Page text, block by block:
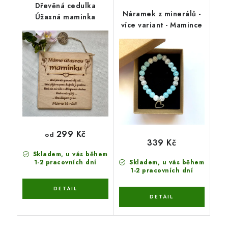
Dřevěná cedulka
Úžasná maminka
Skladem, u vás během
1-2 pracovních dní
od 299 Kč
Náramek z minerálů -
více variant - Mamince
Skladem, u vás během
1-2 pracovních dní
339 Kč